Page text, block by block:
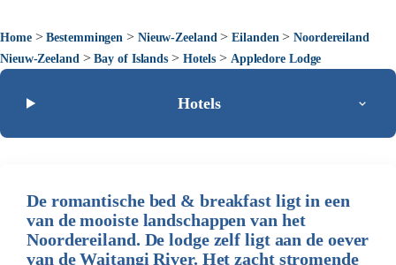
Home>Bestemmingen > Nieuw-Zeeland >Eilanden >Noordereiland
Nieuw-Zeeland >Bay of Islands > Hotels > Appledore Lodge
Hotels
De romantische bed & breakfast ligt in een
van de mooiste landschappen van het
Noordereiland. De lodge zelf ligt aan de oever
van de Waitangi River. Het zacht stromende